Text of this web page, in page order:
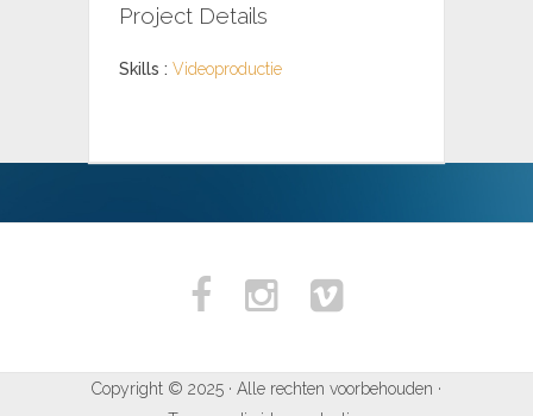
Project Details
Skills : Videoproductie
Copyright © 2025 · Alle rechten voorbehouden ·